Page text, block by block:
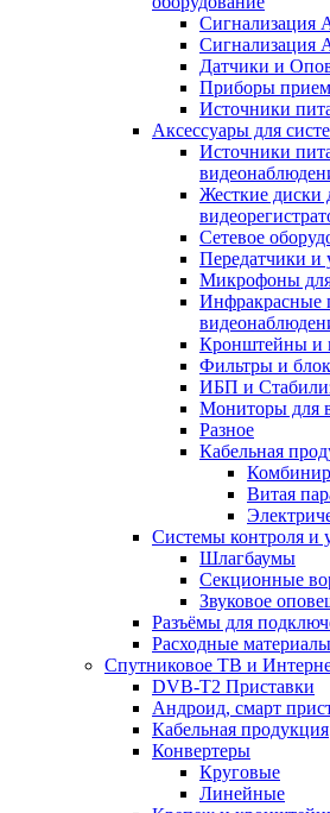
Сигнализация
Сигнализация
Датчики и
Приборы
Источники
Аксессуары для
Источники
Жесткие диски
Сетевое
Передатчики и
Микрофоны
Инфракрасные
Кронштейны и
Фильтры и
ИБП и
Мониторы для
Разное
Кабельная
Витая
Системы контроля и
Шлагбаумы
Секционные
Звуковое
Разъёмы для
Расходные
Спутниковое ТВ и
DVB-Т2 Приставки
Андроид, смарт
Кабельная продукция
Конвертеры
Круговые
Линейные